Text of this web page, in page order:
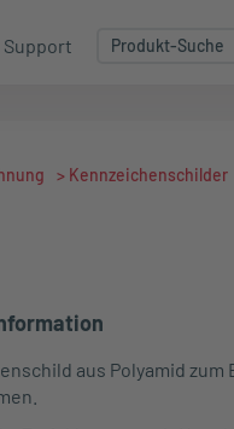
Support
> Kennzeichenschilder
aus Polyamid zum